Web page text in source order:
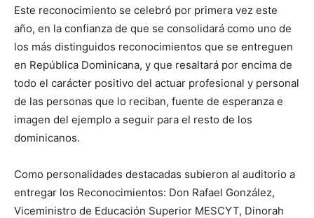
Este reconocimiento se celebró por primera vez este
año, en la confianza de que se consolidará como uno de
los más distinguidos reconocimientos que se entreguen
en República Dominicana, y que resaltará por encima de
todo el carácter positivo del actuar profesional y personal
de las personas que lo reciban, fuente de esperanza e
imagen del ejemplo a seguir para el resto de los
dominicanos.
Como personalidades destacadas subieron al auditorio a
entregar los Reconocimientos: Don Rafael González,
Viceministro de Educación Superior MESCYT, Dinorah